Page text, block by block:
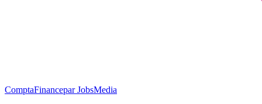
ComptaFinancepar JobsMedia